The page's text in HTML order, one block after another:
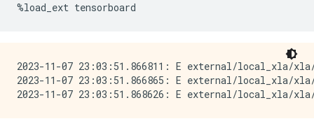
%load_ext tensorboard
2023-11-07 23:03:51.866811: E external/local_xla/
2023-11-07 23:03:51.866865: E external/local_xla/